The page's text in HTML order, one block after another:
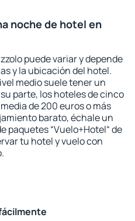
noche de hotel en
puede variar y depende
y la ubicación del hotel.
medio suele tener un
parte, los hoteles de cinco
de 200 euros o más
barato, échale un
paquetes “Vuelo+Hotel“ de
tu hotel y vuelo con